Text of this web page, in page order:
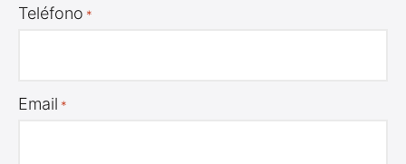
Teléfono *
Email *